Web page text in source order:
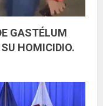
GASTÉLUM
HOMICIDIO.